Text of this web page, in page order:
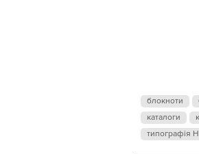
блокноти
каталоги
типографія